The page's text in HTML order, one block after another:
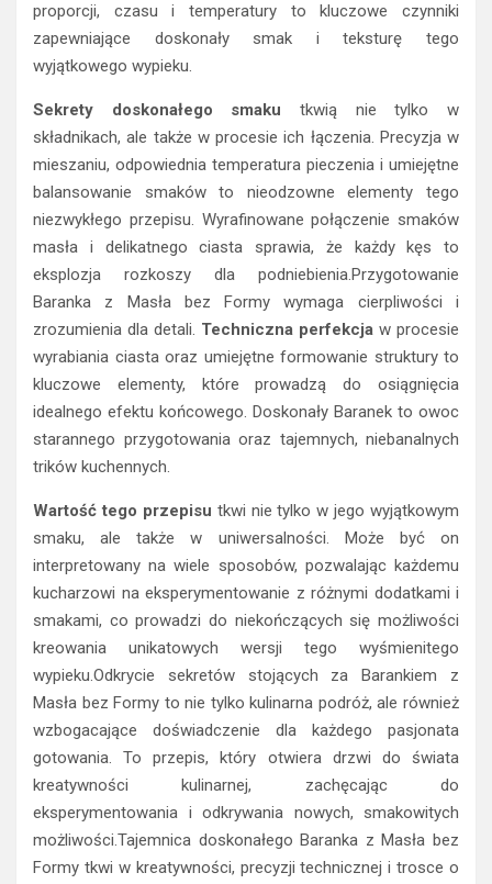
proporcji, czasu i temperatury to kluczowe czynniki
zapewniające doskonały smak i teksturę tego
wyjątkowego wypieku.
Sekrety doskonałego smaku tkwią nie tylko w
składnikach, ale także w procesie ich łączenia. Precyzja w
mieszaniu, odpowiednia temperatura pieczenia i umiejętne
balansowanie smaków to nieodzowne elementy tego
niezwykłego przepisu. Wyrafinowane połączenie smaków
masła i delikatnego ciasta sprawia, że każdy kęs to
eksplozja rozkoszy dla podniebienia.Przygotowanie
Baranka z Masła bez Formy wymaga cierpliwości i
zrozumienia dla detali. Techniczna perfekcja w procesie
wyrabiania ciasta oraz umiejętne formowanie struktury to
kluczowe elementy, które prowadzą do osiągnięcia
idealnego efektu końcowego. Doskonały Baranek to owoc
starannego przygotowania oraz tajemnych, niebanalnych
trików kuchennych.
Wartość tego przepisu tkwi nie tylko w jego wyjątkowym
smaku, ale także w uniwersalności. Może być on
interpretowany na wiele sposobów, pozwalając każdemu
kucharzowi na eksperymentowanie z różnymi dodatkami i
smakami, co prowadzi do niekończących się możliwości
kreowania unikatowych wersji tego wyśmienitego
wypieku.Odkrycie sekretów stojących za Barankiem z
Masła bez Formy to nie tylko kulinarna podróż, ale również
wzbogacające doświadczenie dla każdego pasjonata
gotowania. To przepis, który otwiera drzwi do świata
kreatywności kulinarnej, zachęcając do
eksperymentowania i odkrywania nowych, smakowitych
możliwości.Tajemnica doskonałego Baranka z Masła bez
Formy tkwi w kreatywności, precyzji technicznej i trosce o